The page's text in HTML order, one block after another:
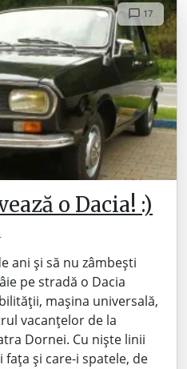
17
o Dacia! :)
ani și să nu zâmbești
pe stradă o Dacia
mașina universală,
vacanțelor de la
Dornei. Cu niște linii
fața și care-i spatele, de